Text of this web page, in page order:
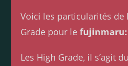
Voici les particularités de
Grade pour lefujinmaru:
Les High Grade, il s’agit